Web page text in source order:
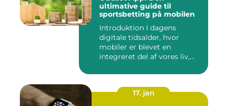
ultimative guide til
sportsbetting på mobilen
Introduktion I dagens
digitale tidsalder, hvor
mobiler er blevet en
integreret del af vores liv,
17. jan